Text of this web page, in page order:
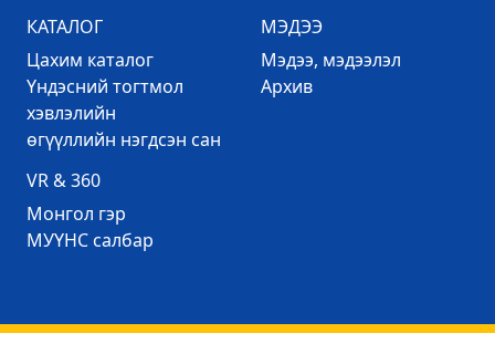
КАТАЛОГ
Цахим каталог
Үндэсний тогтмол
хэвлэлийн
өгүүллийн нэгдсэн сан
МЭДЭЭ
Mэдээ, мэдээлэл
Архив
VR & 360
Mонгол гэр
МУҮНС салбар